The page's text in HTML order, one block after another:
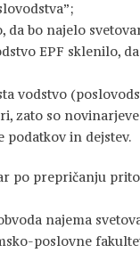
da bo najelo
EPF sklenilo,
vodstvo
zato so
podatkov in dejstev.
po prepričanju
najema
poslovne